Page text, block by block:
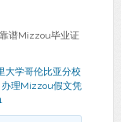
谱Mizzou毕业证
大学哥伦比亚分校
办理Mizzou假文凭